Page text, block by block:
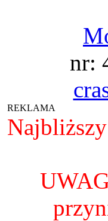
nr:
REKLAMA